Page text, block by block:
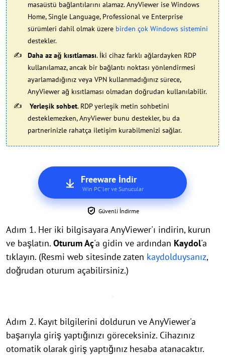
masaüstü bağlantılarını alamaz. AnyViewer ise Windows
Home, Single Language, Professional ve Enterprise
sürümleri dahil olmak üzere birden çok Windows sistemini
destekler.
Daha az ağ kısıtlaması. İki cihaz farklı ağlardayken RDP
kullanılamaz, ancak bir bağlantı noktası yönlendirmesi
ayarlamadığınız veya VPN kullanmadığınız sürece,
AnyViewer ağ kısıtlaması olmadan doğrudan kullanılabilir.
Yerleşik sohbet. RDP yerleşik metin sohbetini
desteklemezken, AnyViewer bunu destekler, bu da
partnerinizle rahatça iletişim kurabilmenizi sağlar.
Freeware İndir
Win PC'ler ve Sunucular
Güvenli İndirme
Adım 1. Her iki bilgisayara AnyViewer'ı indirin, kurun
ve başlatın. Oturum Aç'a gidin ve ardından Kaydol'a
tıklayın. (Resmi web sitesinde zaten kaydolduysanız,
doğrudan oturum açabilirsiniz.)
Adım 2. Kayıt bilgilerini doldurun ve AnyViewer'a
başarıyla giriş yaptığınızı göreceksiniz. Cihazınız
otomatik olarak giriş yaptığınız hesaba atanacaktır.